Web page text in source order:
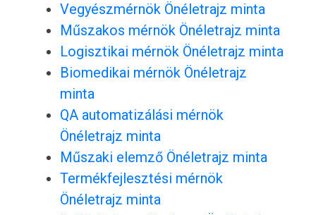
Vegyészmérnök Önéletrajz minta
Műszakos mérnök Önéletrajz minta
Logisztikai mérnök Önéletrajz minta
Biomedikai mérnök Önéletrajz
minta
QA automatizálási mérnök
Önéletrajz minta
Műszaki elemző Önéletrajz minta
Termékfejlesztési mérnök
Önéletrajz minta